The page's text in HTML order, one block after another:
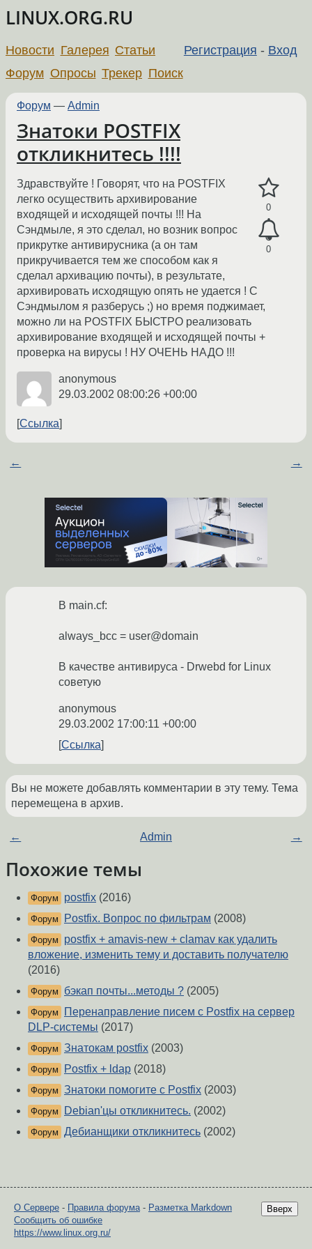
LINUX.ORG.RU
Регистрация - Вход
Новости Галерея Статьи
Форум Опросы Трекер Поиск
Форум — Admin
Знатоки POSTFIX
откликнитесь !!!!
0
0
Здравствуйте ! Говорят, что на POSTFIX
легко осуществить архивирование
входящей и исходящей почты !!! На
Сэндмыле, я это сделал, но возник вопрос
прикрутке антивирусника (а он там
прикручивается тем же способом как я
сделал архивацию почты), в результате,
архивировать исходящую опять не удается ! С
Сэндмылом я разберусь ;) но время поджимает,
можно ли на POSTFIX БЫСТРО реализовать
архивирование входящей и исходящей почты +
проверка на вирусы ! НУ ОЧЕНЬ НАДО !!!
anonymous
29.03.2002 08:00:26 +00:00
Ссылка
← →
В main.cf:
always_bcc = user@domain
В качестве антивируса - Drwebd for Linux
советую
anonymous
29.03.2002 17:00:11 +00:00
Ссылка
Вы не можете добавлять комментарии в эту тему. Тема
перемещена в архив.
← Admin →
Похожие темы
Форум postfix (2016)
Форум Postfix. Вопрос по фильтрам (2008)
Форум
postfix + amavis-new + clamav как удалить
вложение, изменить тему и доставить получателю
(2016)
Форум бэкап почты...методы ? (2005)
Форум
Перенаправление писем с Postfix на сервер
DLP-системы (2017)
Форум Знатокам postfix (2003)
Форум Postfix + ldap (2018)
Форум Знатоки помогите с Postfix (2003)
Форум Debian'цы откликнитесь. (2002)
Форум Дебианщики откликнитесь (2002)
Вверх
О Сервере - Правила форума- Разметка Markdown
Сообщить об ошибке
https://www.linux.org.ru/